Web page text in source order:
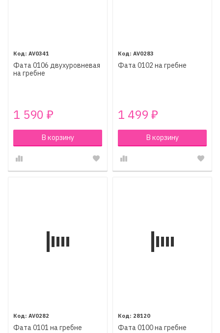
AV0341
Фата 0106 двухуровневая
на гребне
1 590 ₽
В корзину
AV0283
Фата 0102 на гребне
1 499 ₽
В корзину
AV0282
Фата 0101 на гребне
28120
Фата 0100 на гребне